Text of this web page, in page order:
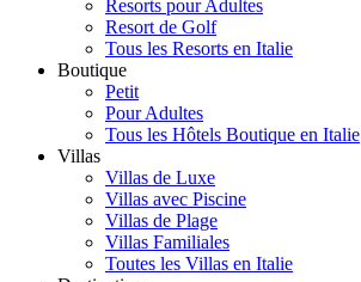
Resorts pour Adultes
Resort de Golf
Tous les Resorts en Italie
Boutique
Petit
Pour Adultes
Tous les Hôtels Boutique en Italie
Villas
Villas de Luxe
Villas avec Piscine
Villas de Plage
Villas Familiales
Toutes les Villas en Italie